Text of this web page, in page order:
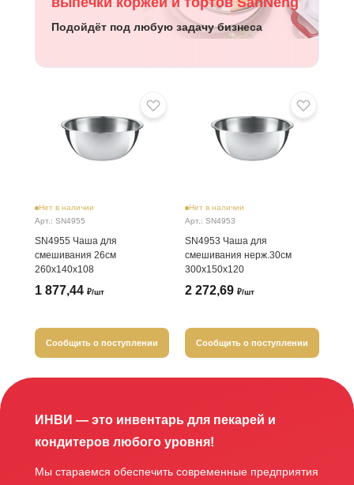
Нет в наличии
Арт.: SN4955
SN4955 Чаша для
смешивания 26см
260х140х108
1 877,44 ₽/шт
Сообщить о поступлении
Нет в наличии
Арт.: SN4953
SN4953 Чаша для
смешивания нерж.30см
300х150х120
2 272,69 ₽/шт
Сообщить о поступлении
Подойдёт под любую задачу бизнеса
ИНВИ — это инвентарь для пекарей и
кондитеров любого уровня!
Мы стараемся обеспечить современные предприятия